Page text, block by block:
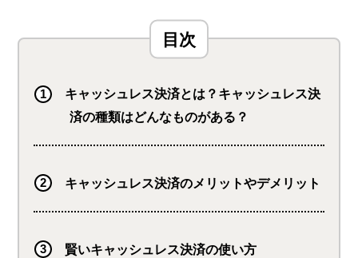
キャッシュレス決済とは？キャッシュレス決
済の種類はどんなものがある？
キャッシュレス決済のメリットやデメリット
賢いキャッシュレス決済の使い方